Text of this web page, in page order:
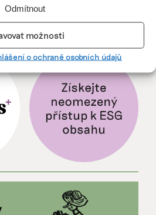
Odmítnout
možnosti
o ochraně osobních údajů